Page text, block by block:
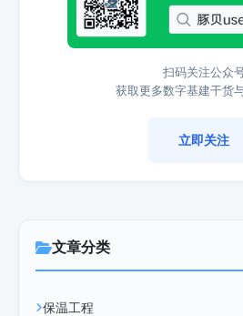
扫码关注公众
获取更多数字基建干货
立即关注
文章分类
保温工程